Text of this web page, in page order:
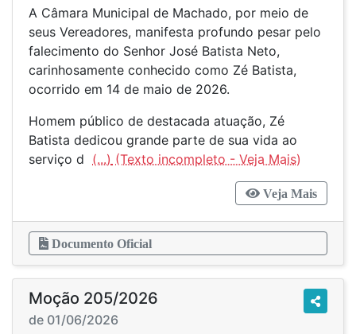
A Câmara Municipal de Machado, por meio de
seus Vereadores, manifesta profundo pesar pelo
falecimento do Senhor José Batista Neto,
carinhosamente conhecido como Zé Batista,
ocorrido em 14 de maio de 2026.
Homem público de destacada atuação, Zé
Batista dedicou grande parte de sua vida ao
serviço d (...)
Veja Mais
Documento Oficial
Moção 205/2026
de 01/06/2026